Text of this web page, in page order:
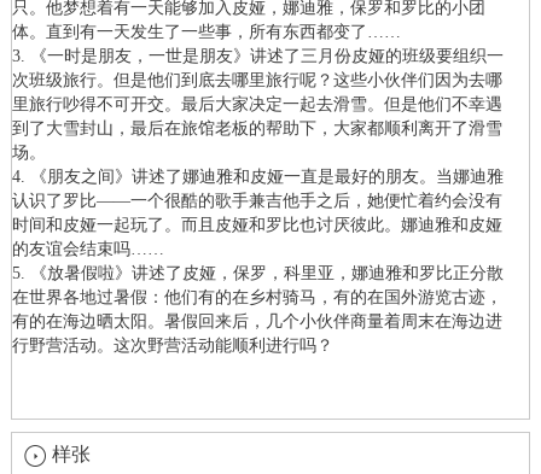
只。他梦想着有一天能够加入皮娅，娜迪雅，保罗和罗比的小团
体。直到有一天发生了一些事，所有东西都变了……
3. 《一时是朋友，一世是朋友》讲述了三月份皮娅的班级要组织一
次班级旅行。但是他们到底去哪里旅行呢？这些小伙伴们因为去哪
里旅行吵得不可开交。最后大家决定一起去滑雪。但是他们不幸遇
到了大雪封山，最后在旅馆老板的帮助下，大家都顺利离开了滑雪
场。
4. 《朋友之间》讲述了娜迪雅和皮娅一直是最好的朋友。当娜迪雅
认识了罗比——一个很酷的歌手兼吉他手之后，她便忙着约会没有
时间和皮娅一起玩了。而且皮娅和罗比也讨厌彼此。娜迪雅和皮娅
的友谊会结束吗……
5. 《放暑假啦》讲述了皮娅，保罗，科里亚，娜迪雅和罗比正分散
在世界各地过暑假：他们有的在乡村骑马，有的在国外游览古迹，
有的在海边晒太阳。暑假回来后，几个小伙伴商量着周末在海边进
行野营活动。这次野营活动能顺利进行吗？
样张